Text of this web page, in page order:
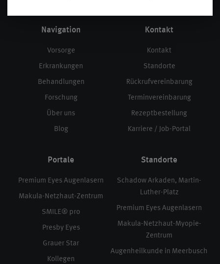
Navigation
Vorsorge
Erkrankungen
Behandlungen
Forschung
Über uns
Blog
Kontakt
Kontakt
Standorte
Rückrufvereinbarung
Terminvereinbarung
Rezeptbestellung
Karriere / Job-Portal
Portale
Premium Eyes Augenlasern
Makula-Netzhaut-Zentrum
SMILE® pro
Presby Eyes
Grauer Star
Kollegen
Standorte
Schadow Arkaden, Martin-
Luther-Platz
Premium Eyes Augenlasern
Makula-Netzhaut-Myopie-
Zentrum
Augenheilkunde in Meerbusch